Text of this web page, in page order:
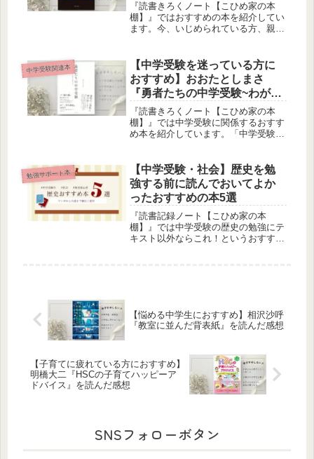
ゲートの奇跡』を読んだ感想
『読書きろくノート【こひめ家の本
棚】』ではおすすめの本を紹介してい
ます。今、いじめられている方、親と
ない方、不思議な力に引き寄せられた
ことで運命が切り開けた方、西洋占星
術に興味のある方におすすめです。
中学受験関連本
【中学受験を迷っている方に
おすすめ】おおたとしまさ
『勇者たちの中学受験~わが子
が本気になったとき、私の目
が覚めたとき』を読んだ感想
『読書きろくノート【こひめ家の本
棚】』では中学受験に関係するおすす
め本を紹介しています。「中学受験」
中学受験を考えている、興味がある方
は是非読んでみてください。
勉強サポート本
【中学受験・社会】歴史を勉
強する前に読んでおいてよか
ったおすすめの本5選
『読書記録ノート【こひめ家の本
棚】』では中学受験の歴史の勉強にテ
キスト以外ならこれ！というおすすめ
【悩める中学生におすすめ】相沢沙呼
『教室に並んだ背表紙』を読んだ感想
【子育てに疲れている方におすすめ】
明橋大二『HSCの子育てハッピーア
ドバイス』を読んだ感想
SNSフォローボタン